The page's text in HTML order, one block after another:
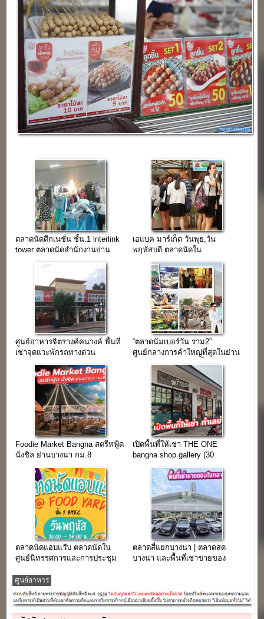
ตลาดนัดตึกเนชั่น ชั้น.1 lnterlink
tower ตลาดนัดสำนักงานย่าน
เอแบค มาร์เก็ต วันพุธ,วัน
พฤหัสบดี ตลาดนัดใน
มหาวิทยาลัยเอกชนย่านบางนา
ศูนย์อาหารจิตรางค์คนางค์ พื้นที่
เช่าจุดแวะพักรถทางด่วน
บางนา(ขาเข้า)
“ตลาดนัมเบอร์วัน ราม2”
ศูนย์กลางการค้าใหญ่ที่สุดในย่าน
กรุงเทพฯตะวันออก (พื้นที่เช่าลด
Foodie Market Bangna สตรีทฟู้ด
นั่งชิล ย่านบางนา กม.8
เปิดพื้นที่ให้เช่า THE ONE
bangna shop gallery (30
ตลาดนัดแอบแว๊บ ตลาดนัดใน
ศูนย์นิทรรศการและการประชุม
ตลาดสี่แยกบางนา | ตลาดสด
บางนา และพื้นที่เช่าขายของ
ศูนย์อาหาร